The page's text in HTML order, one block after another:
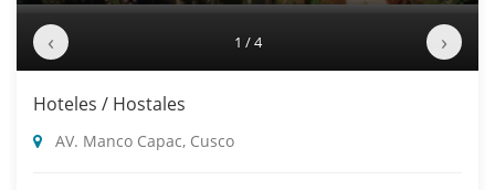
‹ 1 / 4 ›
Hoteles / Hostales
AV. Manco Capac, Cusco